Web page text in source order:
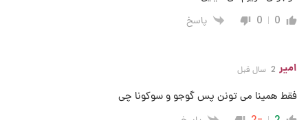
0
0 پاسخ
امیر 2 سال قبل
فقط همینا می تونن پس گوجو و سوکونا چی